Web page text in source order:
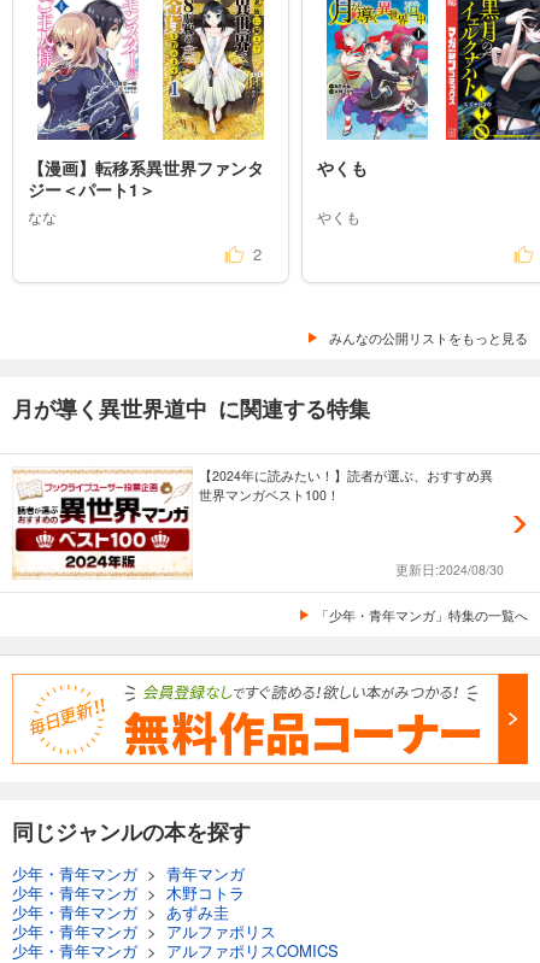
【漫画】転移系異世界ファンタ
ジー＜パート1＞
なな
2
やくも
やくも
みんなの公開リストをもっと見る
月が導く異世界道中 に関連する特集
【2024年に読みたい！】読者が選ぶ、おすすめ異
世界マンガベスト100！
更新日:2024/08/30
「少年・青年マンガ」特集の一覧へ
同じジャンルの本を探す
少年・青年マンガ> 青年マンガ
少年・青年マンガ> 木野コトラ
少年・青年マンガ> あずみ圭
少年・青年マンガ> アルファポリス
少年・青年マンガ> アルファポリスCOMICS